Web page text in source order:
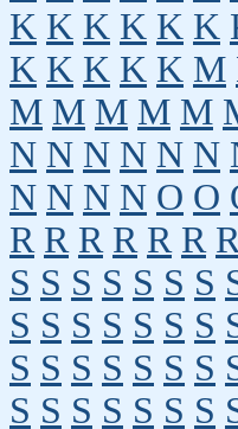
K K K K K K
K K K K K M
M M M M M
N N N N N N
N N N N O O
R R R R R R R
S S S S S S S
S S S S S S S
S S S S S S S
S S S S S S S